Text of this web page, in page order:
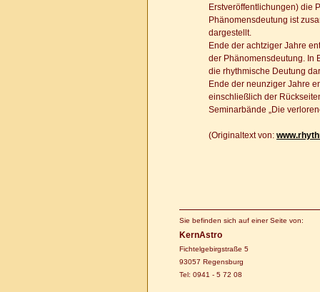
Erstveröffentlichungen) die
Phänomensdeutung ist
dargestellt.
Ende der achtziger Jahre
der Phänomensdeutung. In
die rhythmische Deutung
Ende der neunziger Jahre
einschließlich der
Seminarbände „Die
(Originaltext von:
Sie befinden sich auf einer Seite von:
KernAstro
Fichtelgebirgstraße 5
93057 Regensburg
Tel: 0941 - 5 72 08